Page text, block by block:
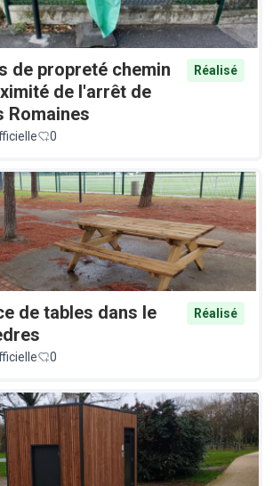
de propreté chemin
de l'arrêt de
Romaines
Réalisé
0
de tables dans le
Réalisé
0